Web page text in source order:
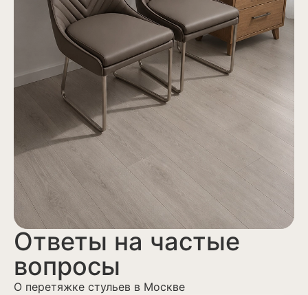
Ответы на частые
вопросы
О перетяжке стульев в Москве